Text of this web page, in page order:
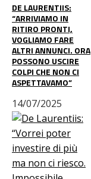
DE LAURENTIIS:
“ARRIVIAMO IN
RITIRO PRONTI,
VOGLIAMO FARE
ALTRI ANNUNCI. ORA
POSSONO USCIRE
COLPI CHE NON CI
ASPETTAVAMO”
14/07/2025